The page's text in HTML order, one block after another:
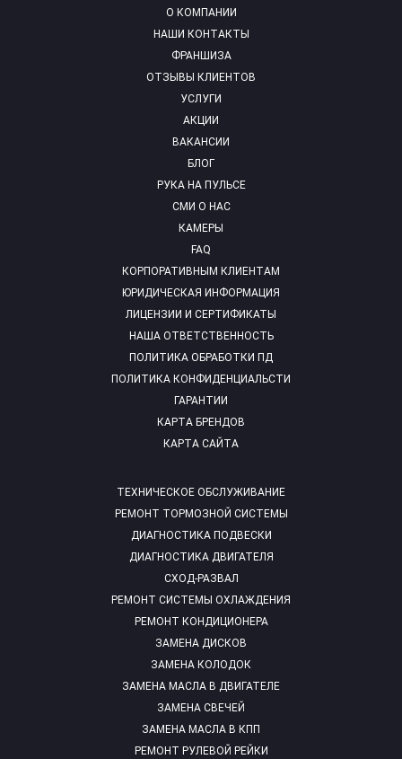
О КОМПАНИИ
НАШИ КОНТАКТЫ
ФРАНШИЗА
ОТЗЫВЫ КЛИЕНТОВ
УСЛУГИ
АКЦИИ
ВАКАНСИИ
БЛОГ
РУКА НА ПУЛЬСЕ
СМИ О НАС
КАМЕРЫ
FAQ
ТЕХНИЧЕСКОЕ ОБСЛУЖИВАНИЕ
РЕМОНТ ТОРМОЗНОЙ СИСТЕМЫ
ДИАГНОСТИКА ПОДВЕСКИ
ДИАГНОСТИКА ДВИГАТЕЛЯ
СХОД-РАЗВАЛ
РЕМОНТ СИСТЕМЫ ОХЛАЖДЕНИЯ
РЕМОНТ КОНДИЦИОНЕРА
ЗАМЕНА ДИСКОВ
ЗАМЕНА КОЛОДОК
ЗАМЕНА МАСЛА В ДВИГАТЕЛЕ
ЗАМЕНА СВЕЧЕЙ
ЗАМЕНА МАСЛА В КПП
РЕМОНТ РУЛЕВОЙ РЕЙКИ
КОРПОРАТИВНЫМ КЛИЕНТАМ
ЮРИДИЧЕСКАЯ ИНФОРМАЦИЯ
ЛИЦЕНЗИИ И СЕРТИФИКАТЫ
НАША ОТВЕТСТВЕННОСТЬ
ПОЛИТИКА ОБРАБОТКИ ПД
ПОЛИТИКА КОНФИДЕНЦИАЛЬСТИ
ГАРАНТИИ
КАРТА БРЕНДОВ
КАРТА САЙТА